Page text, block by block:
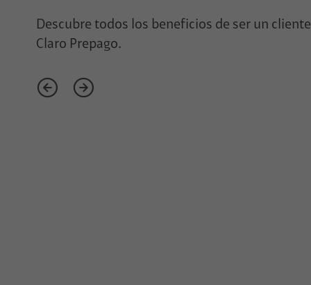
Descubre todos los beneficios de ser un cliente
Claro Prepago.